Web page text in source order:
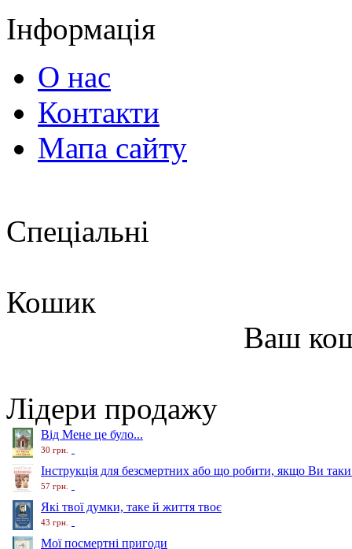
Інформація
О нас
Контакти
Мапа сайту
Спеціальні
Кошик
Ваш
Лідери продажу
Від Мене це було...
30 грн.
Інструкція для безсмертних або що робити, якщо Ви
57 грн.
Які твої думки, таке й життя твоє
43 грн.
Мої посмертні пригоди